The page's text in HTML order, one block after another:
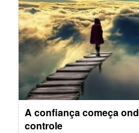
A confiança começa
controle